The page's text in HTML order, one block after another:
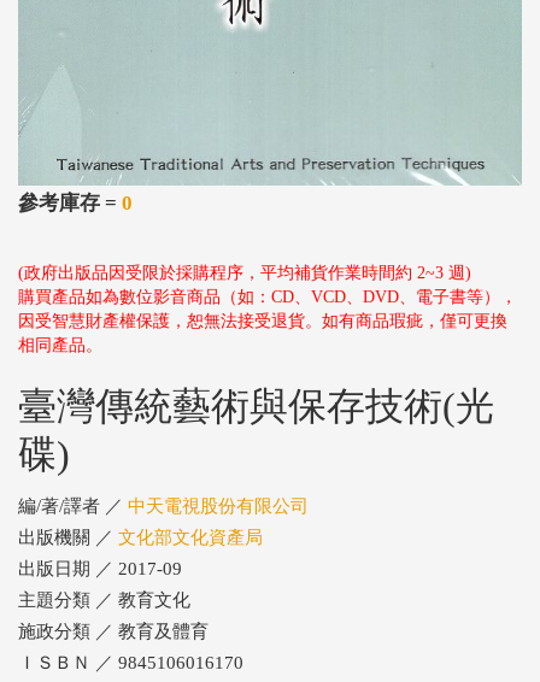
參考庫存 = 0
(政府出版品因受限於採購程序，平均補貨作業時間約 2~3 週)
購買產品如為數位影音商品（如：CD、VCD、DVD、電子書等），
因受智慧財產權保護，恕無法接受退貨。如有商品瑕疵，僅可更換
相同產品。
臺灣傳統藝術與保存技術(光
碟)
編/著/譯者 ／ 中天電視股份有限公司
出版機關 ／ 文化部文化資產局
出版日期 ／ 2017-09
主題分類 ／ 教育文化
施政分類 ／ 教育及體育
ＩＳＢＮ ／ 9845106016170